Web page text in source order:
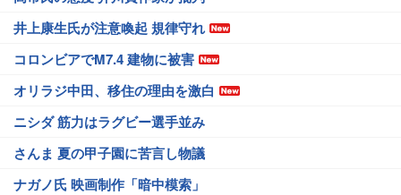
井上康生氏が注意喚起 規律守れ
コロンビアでM7.4 建物に被害
オリラジ中田、移住の理由を激白
ニシダ 筋力はラグビー選手並み
さんま 夏の甲子園に苦言し物議
ナガノ氏 映画制作「暗中模索」